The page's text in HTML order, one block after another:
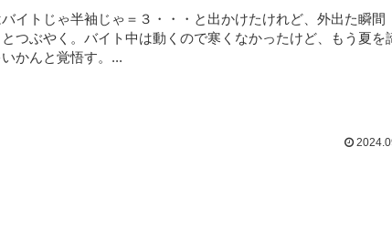
イトじゃ半袖じゃ＝３・・・と出かけたけれど、外出た瞬間
つぶやく。バイト中は動くので寒くなかったけど、もう夏を
かんと覚悟す。...